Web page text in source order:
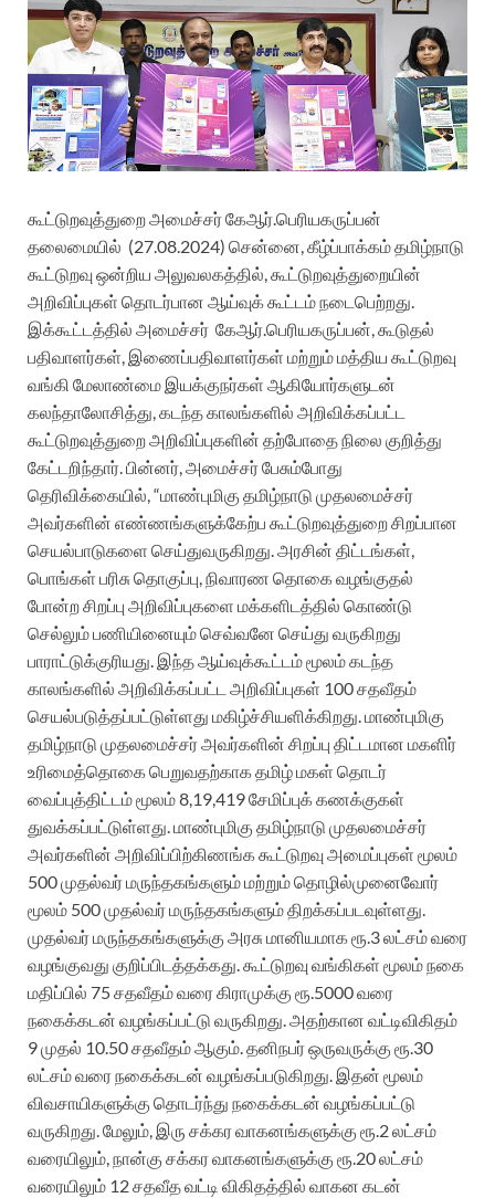
கூட்டுறவுத்துறை அமைச்சர் கேஆர்.பெரியகருப்பன்
தலைமையில் (27.08.2024) சென்னை, கீழ்ப்பாக்கம் தமிழ்நாடு
கூட்டுறவு ஒன்றிய அலுவலகத்தில், கூட்டுறவுத்துறையின்
அறிவிப்புகள் தொடர்பான ஆய்வுக் கூட்டம் நடைபெற்றது.
இக்கூட்டத்தில் அமைச்சர் கேஆர்.பெரியகருப்பன், கூடுதல்
பதிவாளர்கள், இணைப்பதிவாளர்கள் மற்றும் மத்திய கூட்டுறவு
வங்கி மேலாண்மை இயக்குநர்கள் ஆகியோர்களுடன்
கலந்தாலோசித்து, கடந்த காலங்களில் அறிவிக்கப்பட்ட
கூட்டுறவுத்துறை அறிவிப்புகளின் தற்போதை நிலை குறித்து
கேட்டறிந்தார். பின்னர், அமைச்சர் பேசும்போது
தெரிவிக்கையில், “மாண்புமிகு தமிழ்நாடு முதலமைச்சர்
அவர்களின் எண்ணங்களுக்கேற்ப கூட்டுறவுத்துறை சிறப்பான
செயல்பாடுகளை செய்துவருகிறது. அரசின் திட்டங்கள்,
பொங்கள் பரிசு தொகுப்பு, நிவாரண தொகை வழங்குதல்
போன்ற சிறப்பு அறிவிப்புகளை மக்களிடத்தில் கொண்டு
செல்லும் பணியினையும் செவ்வனே செய்து வருகிறது
பாராட்டுக்குரியது. இந்த ஆய்வுக்கூட்டம் மூலம் கடந்த
காலங்களில் அறிவிக்கப்பட்ட அறிவிப்புகள் 100 சதவீதம்
செயல்படுத்தப்பட்டுள்ளது மகிழ்ச்சியளிக்கிறது. மாண்புமிகு
தமிழ்நாடு முதலமைச்சர் அவர்களின் சிறப்பு திட்டமான மகளிர்
உரிமைத்தொகை பெறுவதற்காக தமிழ் மகள் தொடர்
வைப்புத்திட்டம் மூலம் 8,19,419 சேமிப்புக் கணக்குகள்
துவக்கப்பட்டுள்ளது. மாண்புமிகு தமிழ்நாடு முதலமைச்சர்
அவர்களின் அறிவிப்பிற்கிணங்க கூட்டுறவு அமைப்புகள் மூலம்
500 முதல்வர் மருந்தகங்களும் மற்றும் தொழில்முனைவோர்
மூலம் 500 முதல்வர் மருந்தகங்களும் திறக்கப்படவுள்ளது.
முதல்வர் மருந்தகங்களுக்கு அரசு மானியமாக ரூ.3 லட்சம் வரை
வழங்குவது குறிப்பிடத்தக்கது. கூட்டுறவு வங்கிகள் மூலம் நகை
மதிப்பில் 75 சதவீதம் வரை கிராமுக்கு ரூ.5000 வரை
நகைக்கடன் வழங்கப்பட்டு வருகிறது. அதற்கான வட்டிவிகிதம்
9 முதல் 10.50 சதவீதம் ஆகும். தனிநபர் ஒருவருக்கு ரூ.30
லட்சம் வரை நகைக்கடன் வழங்கப்படுகிறது. இதன் மூலம்
விவசாயிகளுக்கு தொடர்ந்து நகைக்கடன் வழங்கப்பட்டு
வருகிறது. மேலும், இரு சக்கர வாகனங்களுக்கு ரூ.2 லட்சம்
வரையிலும், நான்கு சக்கர வாகனங்களுக்கு ரூ.20 லட்சம்
வரையிலும் 12 சதவீத வட்டி விகிதத்தில் வாகன கடன்